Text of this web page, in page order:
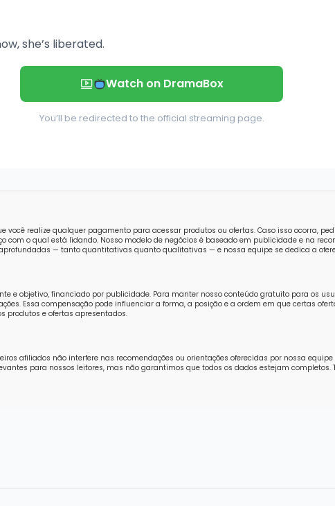
she’s liberated.
Watch on DramaBox
You’ll be redirected to the official streaming page.
você realize qualquer pagamento para acessar produtos ou ofertas. Caso isso ocorra,
com o qual está lidando. Nosso modelo de negócios é baseado em publicidade e na
— tanto quantitativas quanto qualitativas — e nossa equipe se dedica a
e objetivo, financiado por publicidade. Para manter nosso conteúdo gratuito para os
Essa compensação pode influenciar a forma, a posição e a ordem em que certas
produtos e ofertas apresentados.
afiliados não interfere nas recomendações ou orientações oferecidas por nossa
para nossos leitores, mas não garantimos que todos os dados estejam